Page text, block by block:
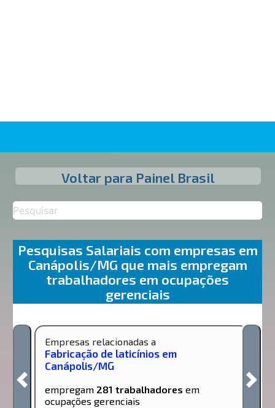
Voltar para Painel Brasil
Pesquisas Salariais com empresas em
Canápolis/MG que mais empregam
trabalhadores em ocupações
gerenciais
Empresas relacionadas a
Fabricação de laticínios em
Canápolis/MG
empregam 281 trabalhadores em
ocupações gerenciais